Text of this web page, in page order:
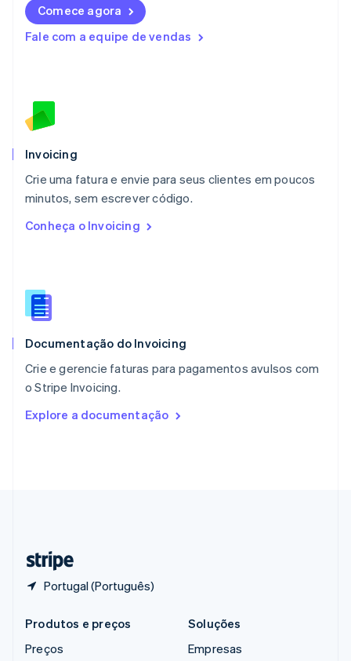
Comece agora
Fale com a equipe de vendas
Invoicing
Crie uma fatura e envie para seus clientes em poucos
minutos, sem escrever código.
Conheça o Invoicing
Documentação do Invoicing
Crie e gerencie faturas para pagamentos avulsos com
o Stripe Invoicing.
Explore a documentação
Portugal (Português)
English
Luxemburgo
FrançaisDeutschEnglish
English
México
Noruega
English
Nova Zelândia
English
NederlandsEnglish
Português
RAE de Hong Kong, China
Reino Unido
República Tcheca
English
English
Produtos e preços
Preços
Soluções
Empresas